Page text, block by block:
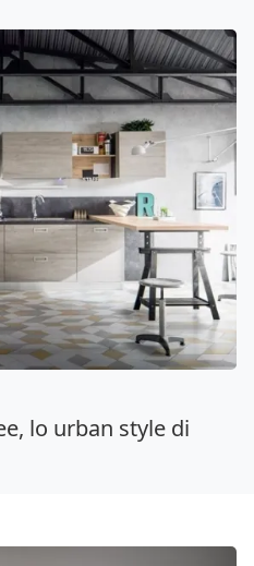
lo urban style di